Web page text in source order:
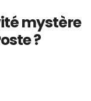
mystère
?